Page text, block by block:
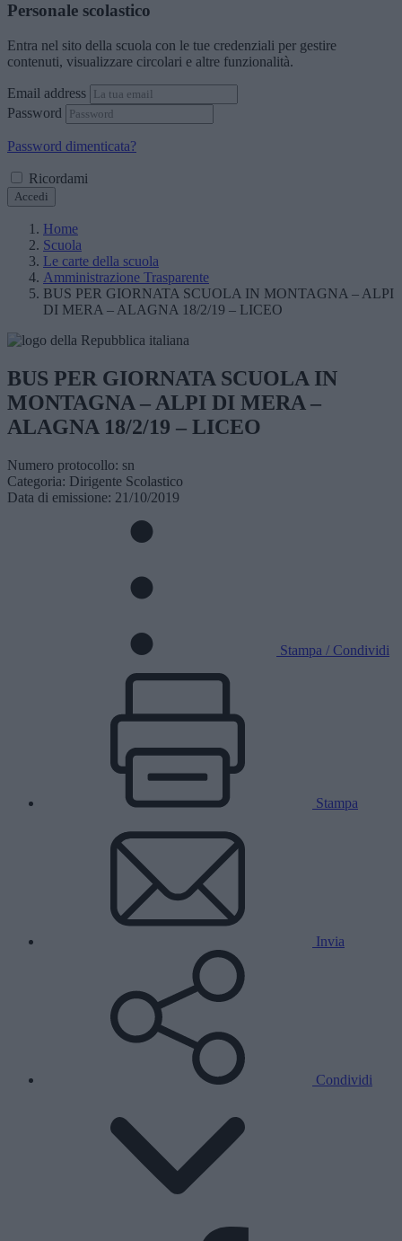
Personale scolastico
Entra nel sito della scuola con le tue credenziali per gestire
contenuti, visualizzare circolari e altre funzionalità.
Email address
Password
Password dimenticata?
Ricordami
Accedi
Home
Scuola
Le carte della scuola
Amministrazione Trasparente
BUS PER GIORNATA SCUOLA IN MONTAGNA – ALPI
DI MERA – ALAGNA 18/2/19 – LICEO
BUS PER GIORNATA SCUOLA IN
MONTAGNA – ALPI DI MERA –
ALAGNA 18/2/19 – LICEO
Numero protocollo: sn
Categoria: Dirigente Scolastico
Data di emissione: 21/10/2019
Stampa / Condividi
Stampa
Invia
Condividi